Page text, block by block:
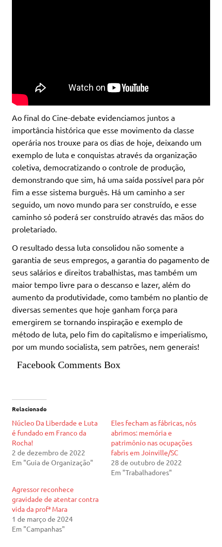
Ao final do Cine-debate evidenciamos juntos a
importância histórica que esse movimento da classe
operária nos trouxe para os dias de hoje, deixando um
exemplo de luta e conquistas através da organização
coletiva, democratizando o controle de produção,
demonstrando que sim, há uma saída possível para pôr
fim a esse sistema burguês. Há um caminho a ser
seguido, um novo mundo para ser construído, e esse
caminho só poderá ser construído através das mãos do
proletariado.
O resultado dessa luta consolidou não somente a
garantia de seus empregos, a garantia do pagamento de
seus salários e direitos trabalhistas, mas também um
maior tempo livre para o descanso e lazer, além do
aumento da produtividade, como também no plantio de
diversas sementes que hoje ganham força para
emergirem se tornando inspiração e exemplo de
método de luta, pelo fim do capitalismo e imperialismo,
por um mundo socialista, sem patrões, nem generais!
Facebook Comments Box
Relacionado
Núcleo Da Liberdade e Luta
é fundado em Franco da
Rocha!
2 de dezembro de 2022
Em "Guia de Organização"
Eles fecham as fábricas, nós
abrimos: memória e
patrimônio nas ocupações
fabris em Joinville/SC
28 de outubro de 2022
Em "Trabalhadores"
Agressor reconhece
gravidade de atentar contra
vida da profª Mara
1 de março de 2024
Em "Campanhas"